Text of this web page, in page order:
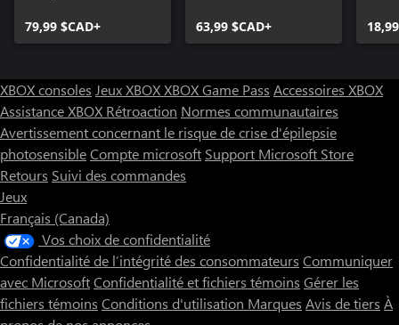
79,99 $CAD+ 63,99 $CAD+
XBOX consoles Jeux XBOXXBOX Game Pass Accessoires XBOX
Assistance XBOX Rétroaction Normes communautaires
Avertissement concernant le risque de crise d'épilepsie
photosensibleCompte microsoft Support Microsoft Store
Retours Suivi des commandes
Jeux
Français (Canada)
Vos choix de confidentialité
Confidentialité de l’intégrité des consommateurs Communiquer
avec MicrosoftConfidentialité et fichiers témoins Gérer les
fichiers témoins Conditions d'utilisation Marques Avis de tiers À